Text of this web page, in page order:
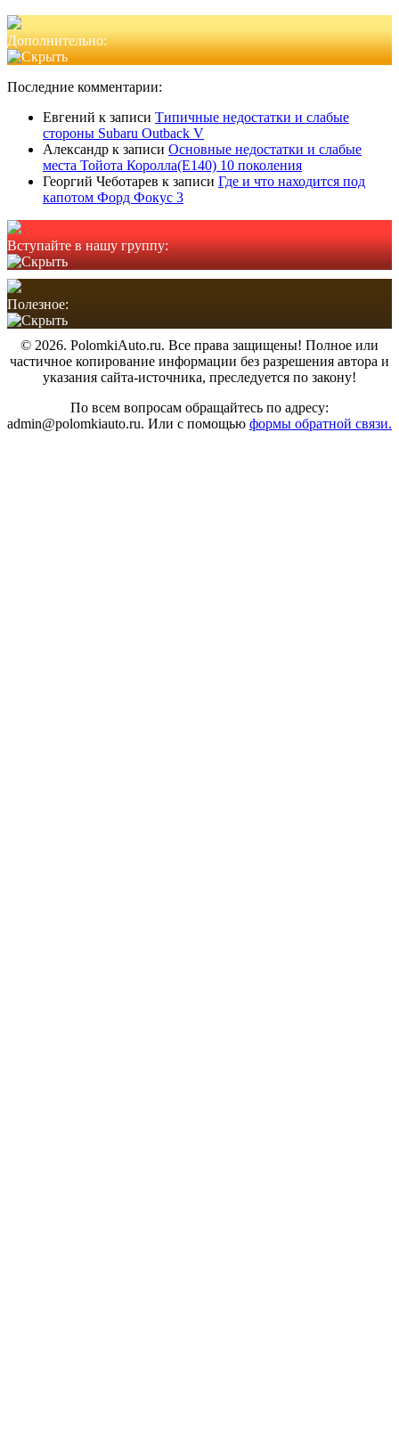
Дополнительно:
Последние комментарии:
Евгений к записи Типичные недостатки и слабые
стороны Subaru Outback V
Александр к записи Основные недостатки и слабые
места Тойота Королла(Е140) 10 поколения
Георгий Чеботарев к записи Где и что находится под
капотом Форд Фокус 3
Вступайте в нашу группу:
Полезное:
© 2026. PolomkiAuto.ru. Все права защищены! Полное или
частичное копирование информации без разрешения автора и
указания сайта-источника, преследуется по закону!
По всем вопросам обращайтесь по адресу:
admin@polomkiauto.ru. Или с помощью формы обратной связи.